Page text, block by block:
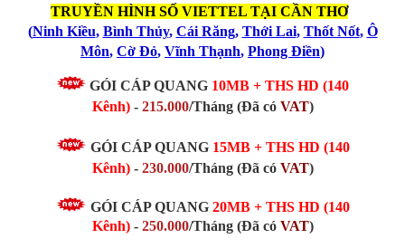
TRUYỀN HÌNH SỐ VIETTEL TẠI CẦN THƠ
(Ninh Kiều, Bình Thủy, Cái Răng, Thới Lai, Thốt Nốt, Ô
Môn, Cờ Đỏ, Vĩnh Thạnh, Phong Điền)
GÓI CÁP QUANG 10MB + THS HD (140
Kênh)- 215.000/Tháng (Đã có VAT)
GÓI CÁP QUANG 15MB + THS HD (140
Kênh) - 230.000/Tháng (Đã có VAT)
GÓI CÁP QUANG 20MB + THS HD (140
Kênh) - 250.000/Tháng (Đã có VAT)